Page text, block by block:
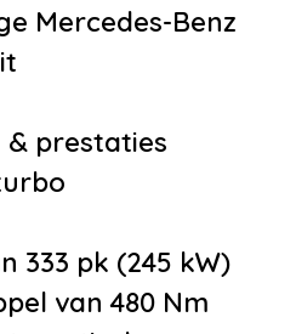
interieur
Mercedes-Benz
prestaties
333 pk (245 kW)
van 480 Nm